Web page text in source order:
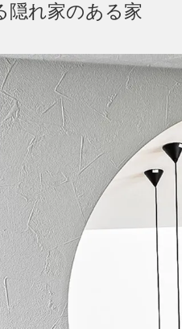
隠れ家のある家